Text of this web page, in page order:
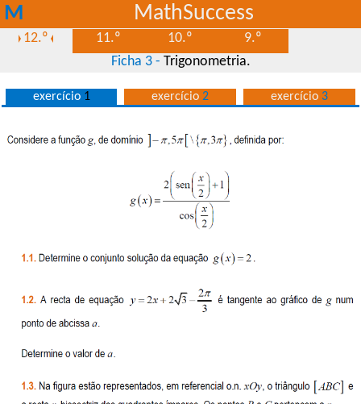
M
S
MathSuccess
12.º 11.º 10.º
9.º
Ficha 3 - Trigonometria.
exercício 1 exercício2 exercício 3